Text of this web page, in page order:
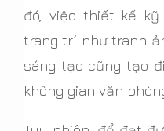
đó, việc thiết kế
trang trí như tranh
sáng tạo cũng tạo
không gian văn